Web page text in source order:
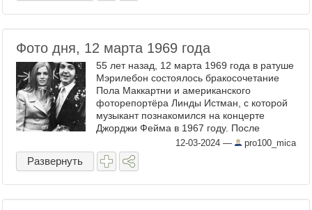
Фото дня, 12 марта 1969 года
55 лет назад, 12 марта 1969 года в ратуше
Мэрилебон состоялось бракосочетание
Пола Маккартни и американского
фоторепортёра Линды Истман, с которой
музыкант познакомился на концерте
Джорджи Фейма в 1967 году. После
гражданской церемонии они обвенчались
в англиканской церкви лондонского ...
12-03-2024 — pro100_mica
Развернуть